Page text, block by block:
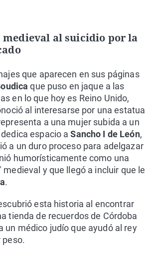
medieval al suicidio por la
que aparecen en sus páginas
que puso en jaque a las
en lo que hoy es Reino Unido,
al interesarse por una estatua
a una mujer subida a un
espacio aSancho I de León,
a un duro proceso para adelgazar
humorísticamente como una
medieval y que llegó a incluir que le
.
esta historia al encontrar
tienda de recuerdos de Córdoba
un médico judío que ayudó al rey
peso.